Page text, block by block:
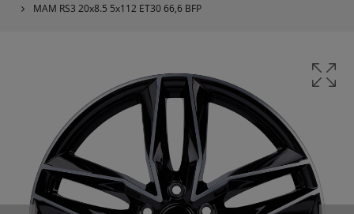
MAM RS3 20x8.5 5x112 ET30 66,6 BFP